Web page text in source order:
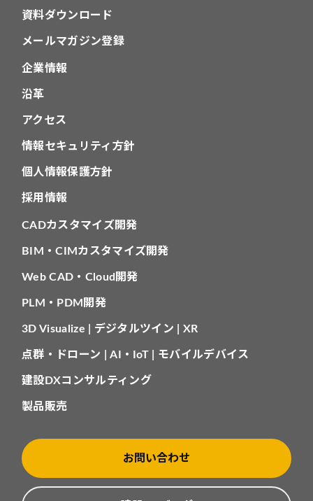
資料ダウンロード
メールマガジン登録
企業情報
沿革
アクセス
情報セキュリティ方針
個人情報保護方針
採用情報
CADカスタマイズ開発
BIM・CIMカスタマイズ開発
Web CAD・Cloud開発
PLM・PDM開発
3D Visualize | デジタルツイン | XR
点群・ドローン | AI・IoT | モバイルデバイス
建設DXコンサルティング
製品販売
お問い合わせ